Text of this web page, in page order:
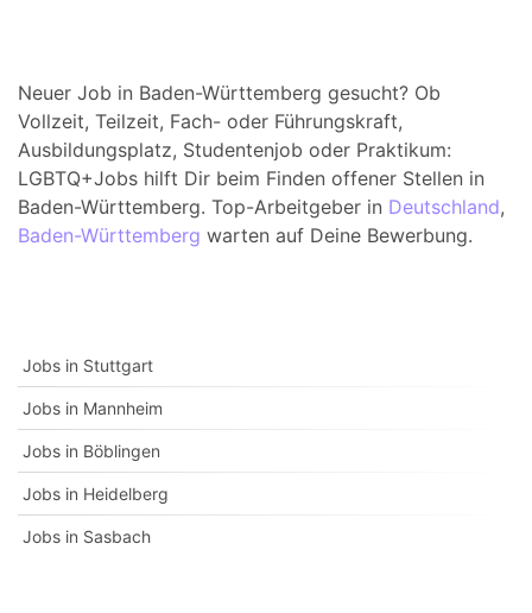
Neuer Job in Baden-Württemberg gesucht? Ob
Vollzeit, Teilzeit, Fach- oder Führungskraft,
Ausbildungsplatz, Studentenjob oder Praktikum:
LGBTQ+Jobs hilft Dir beim Finden offener Stellen in
Baden-Württemberg. Top-Arbeitgeber in Deutschland,
Baden-Württemberg warten auf Deine Bewerbung.
Jobs in Stuttgart
Jobs in Mannheim
Jobs in Böblingen
Jobs in Heidelberg
Jobs in Sasbach